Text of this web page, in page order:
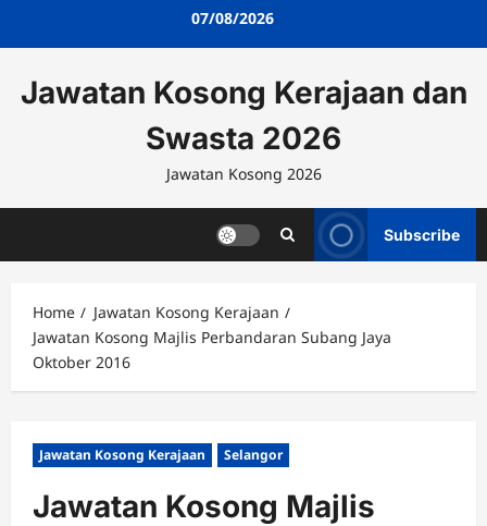
07/08/2026
Jawatan Kosong Kerajaan dan
Swasta 2026
Jawatan Kosong 2026
Subscribe
Home
Jawatan Kosong Kerajaan
Jawatan Kosong Majlis Perbandaran Subang Jaya
Oktober 2016
Jawatan Kosong Kerajaan Selangor
Jawatan Kosong Majlis